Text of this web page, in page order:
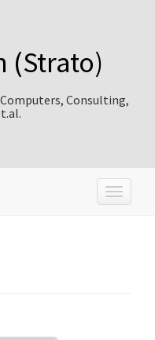
(Strato)
Consulting,
T
o